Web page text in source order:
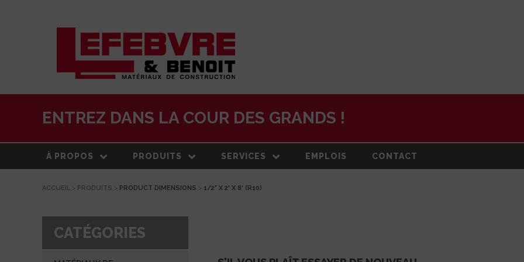
ENTREZ DANS LA COUR DES GRANDS !
À PROPOS
À PROPOS
ÉQUIPE
PRODUITS
MATÉRIAUX DE
SERVICES
LIVRAISON
EMPLOIS CONTACT
ACCUEIL > PRODUITS > PRODUCT DIMENSIONS > 1/2" X 2' X 8' (R10)
CATÉGORIES